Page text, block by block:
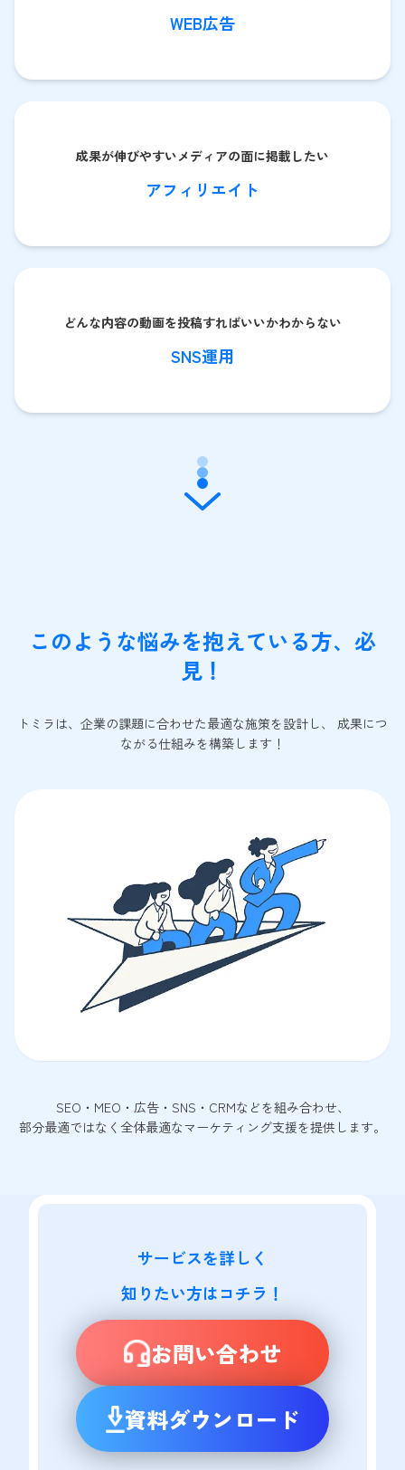
WEB広告
成果が伸びやすいメディアの面に掲載したい
アフィリエイト
どんな内容の動画を投稿すればいいかわからない
SNS運用
このような悩みを抱えている方、必
見！
トミラは、企業の課題に合わせた最適な施策を設計し、 成果につ
ながる仕組みを構築します！
SEO・MEO・広告・SNS・CRMなどを組み合わせ、
部分最適ではなく全体最適なマーケティング支援を提供します。
サービスを詳しく
知りたい方はコチラ！
お問い合わせ
資料ダウンロード